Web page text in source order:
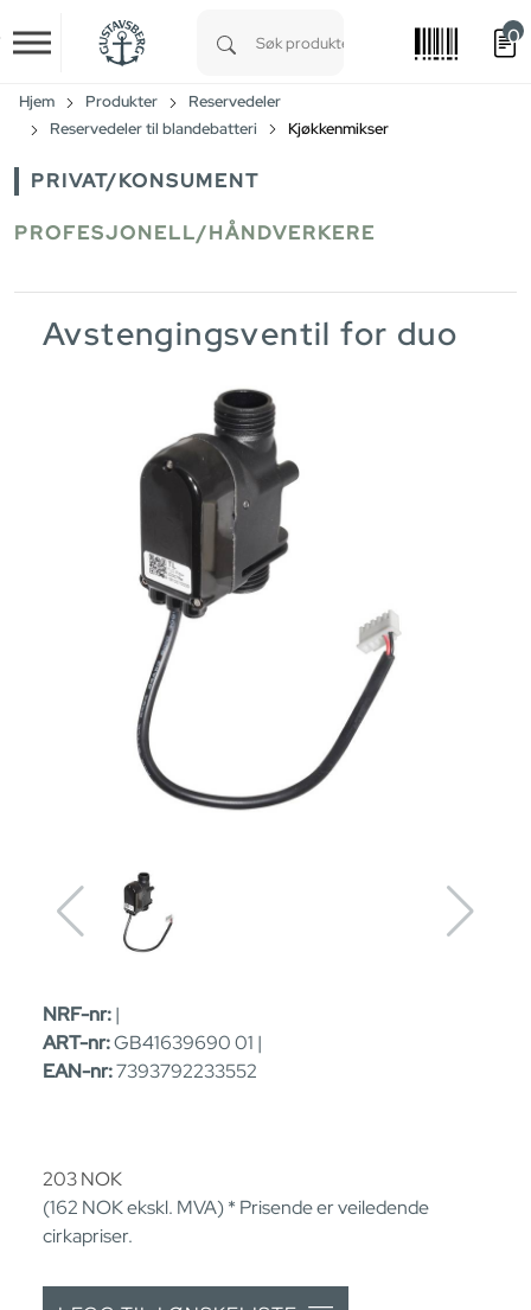
Skip to main content
0
Hjem Produkter
Reservedeler
Reservedeler til blandebatteri
Kjøkkenmikser
PRIVAT/KONSUMENT
PROFESJONELL/HÅNDVERKERE
Avstengingsventil for duo
NRF-nr:|
ART-nr:GB41639690 01 |
EAN-nr:7393792233552
203NOK
(162 NOKekskl. MVA) * Prisende er veiledende
cirkapriser.